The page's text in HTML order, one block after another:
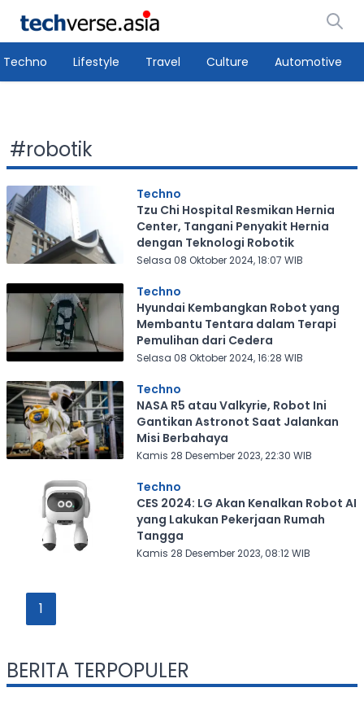
Techno Lifestyle Travel Culture Automotive
#robotik
Techno
Tzu Chi Hospital Resmikan Hernia
Center, Tangani Penyakit Hernia
dengan Teknologi Robotik
Selasa 08 Oktober 2024, 18:07 WIB
Techno
Hyundai Kembangkan Robot yang
Membantu Tentara dalam Terapi
Pemulihan dari Cedera
Selasa 08 Oktober 2024, 16:28 WIB
Techno
NASA R5 atau Valkyrie, Robot Ini
Gantikan Astronot Saat Jalankan
Misi Berbahaya
Kamis 28 Desember 2023, 22:30 WIB
Techno
CES 2024: LG Akan Kenalkan Robot AI
yang Lakukan Pekerjaan Rumah
Tangga
Kamis 28 Desember 2023, 08:12 WIB
1
BERITA TERPOPULER